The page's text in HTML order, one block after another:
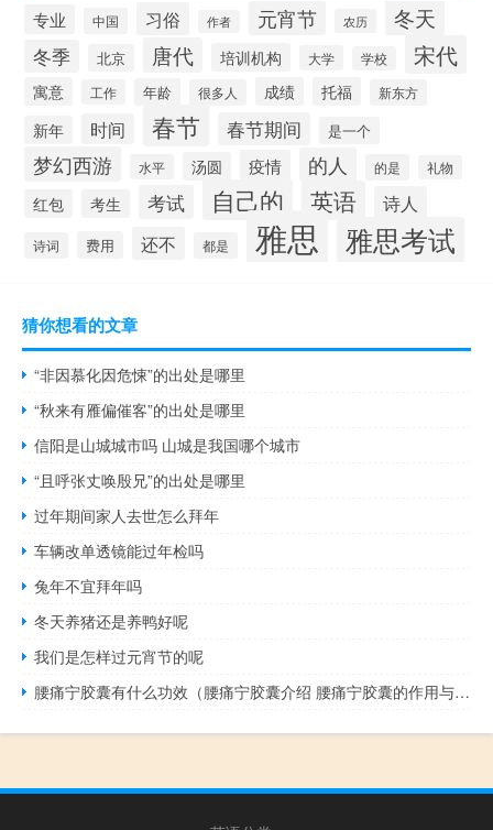
专业 中国 习俗 作者 元宵节 农历 冬天
冬季 北京 唐代 培训机构 大学 学校 宋代
寓意 工作 年龄 很多人 成绩 托福 新东方
新年 时间 春节 春节期间 是一个
梦幻西游 水平 汤圆 疫情 的人 的是 礼物
红包 考生 考试 自己的 英语 诗人
诗词 费用 还不 都是 雅思 雅思考试
猜你想看的文章
“非因慕化因危悚”的出处是哪里
“秋来有雁偏催客”的出处是哪里
信阳是山城城市吗 山城是我国哪个城市
“且呼张丈唤殷兄”的出处是哪里
过年期间家人去世怎么拜年
车辆改单透镜能过年检吗
兔年不宜拜年吗
冬天养猪还是养鸭好呢
我们是怎样过元宵节的呢
腰痛宁胶囊有什么功效（腰痛宁胶囊介绍 腰痛宁胶囊的作用与功效）